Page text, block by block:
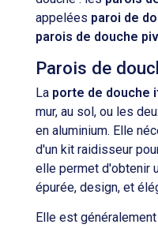
appelées paroi de
parois de douche
Parois de
La porte de douche
mur, au sol, ou les
en aluminium. Elle
d'un kit raidisseur
elle permet d'obtenir
épurée, design, et
Elle est